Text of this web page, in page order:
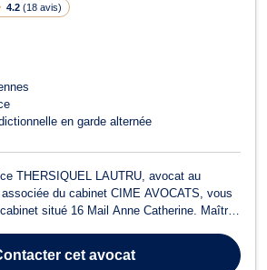
4.2 (18 avis)
en garde alternée
THERSIQUEL LAUTRU, avocat au
du cabinet CIME AVOCATS, vous
situé 16 Mail Anne Catherine. Maître
et de la famille ainsi que dans tous ses
notamment l...
cet avocat